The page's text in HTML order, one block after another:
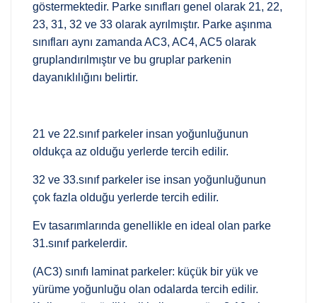
göstermektedir. Parke sınıfları genel olarak 21, 22,
23, 31, 32 ve 33 olarak ayrılmıştır. Parke aşınma
sınıfları aynı zamanda AC3, AC4, AC5 olarak
gruplandırılmıştır ve bu gruplar parkenin
dayanıklılığını belirtir.
21 ve 22.sınıf parkeler insan yoğunluğunun
oldukça az olduğu yerlerde tercih edilir.
32 ve 33.sınıf parkeler ise insan yoğunluğunun
çok fazla olduğu yerlerde tercih edilir.
Ev tasarımlarında genellikle en ideal olan parke
31.sınıf parkelerdir.
(AC3) sınıfı laminat parkeler: küçük bir yük ve
yürüme yoğunluğu olan odalarda tercih edilir.